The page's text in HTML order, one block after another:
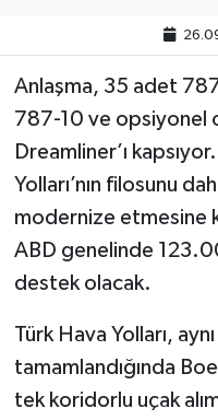
Anlaşma, 35 adet
787-10 ve opsiyonel
Dreamliner’ı
Yolları’nın filosunu
modernize etmesine
ABD genelinde
destek olacak.
Türk Hava Yolları,
tamamlandığında
tek koridorlu uçak